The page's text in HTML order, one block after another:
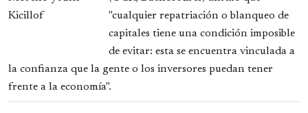
"cualquier repatriación o blanqueo de
capitales tiene una condición imposible
de evitar: esta se encuentra vinculada a
la confianza que la gente o los inversores puedan tener
frente a la economía".